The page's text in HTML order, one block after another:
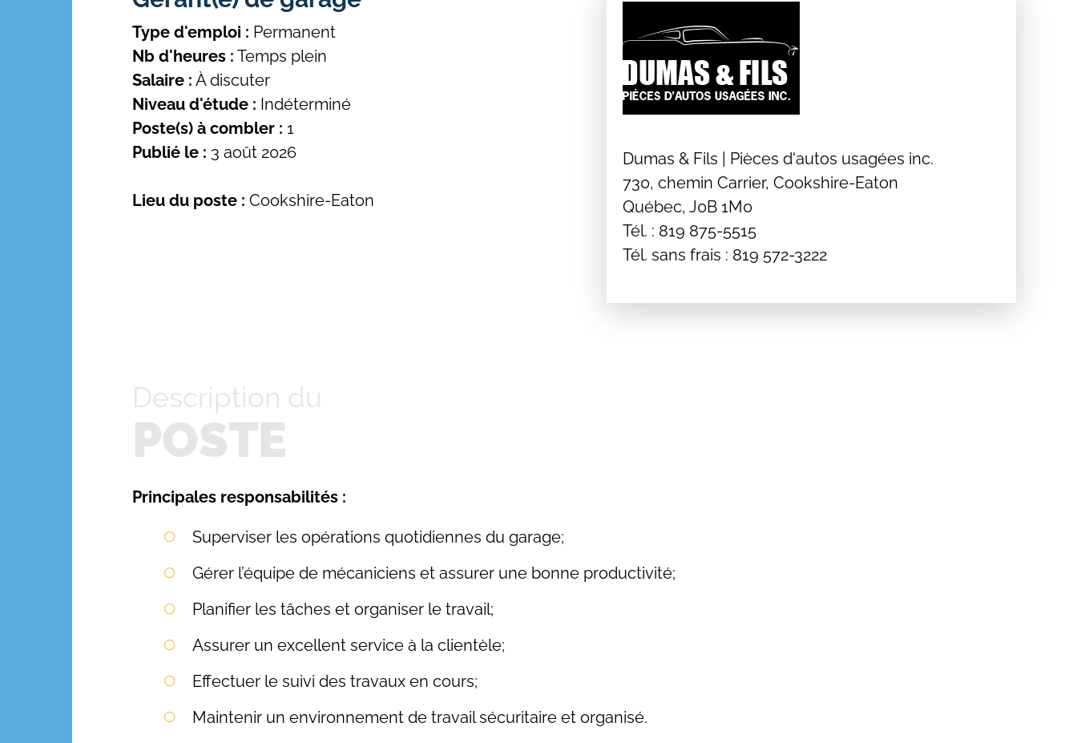
Type d'emploi : Permanent
Nb d'heures : Temps plein
Salaire : À discuter
Niveau d'étude : Indéterminé
Poste(s) à combler : 1
Publié le : 3 août 2026
Lieu du poste : Cookshire-Eaton
Dumas & Fils | Pièces d'autos usagées inc.
730, chemin Carrier, Cookshire-Eaton
Québec, J0B 1M0
Tél. : 819 875-5515
Tél. sans frais : 819 572-3222
Description du
POSTE
Principales responsabilités :
Superviser les opérations quotidiennes du garage;
Gérer l’équipe de mécaniciens et assurer une bonne productivité;
Planifier les tâches et organiser le travail;
Assurer un excellent service à la clientèle;
Effectuer le suivi des travaux en cours;
Maintenir un environnement de travail sécuritaire et organisé.